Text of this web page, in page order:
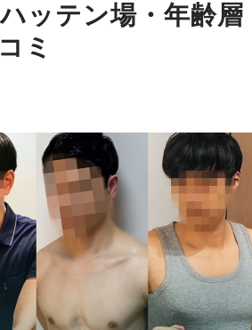
ッテン場・年齢層
ミ